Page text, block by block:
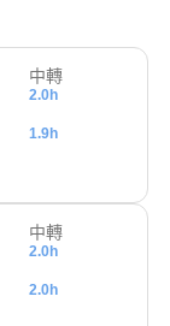
中轉
2.0h
1.9h
中轉
2.0h
2.0h